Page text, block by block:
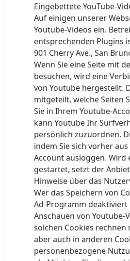
Eingebettete YouTube-
Auf einigen unserer
Youtube-Videos ein.
entsprechenden Plugins
901 Cherry Ave., San
Wenn Sie eine Seite mit
besuchen, wird eine
von Youtube hergestellt.
mitgeteilt, welche Seiten
Sie in Ihrem Youtube-
kann Youtube Ihr
persönlich zuzuordnen.
indem Sie sich vorher
Account ausloggen. Wird
gestartet, setzt der
Hinweise über das
Wer das Speichern von
Ad-Programm
Anschauen von Youtube-
solchen Cookies rechnen
aber auch in anderen
personenbezogene